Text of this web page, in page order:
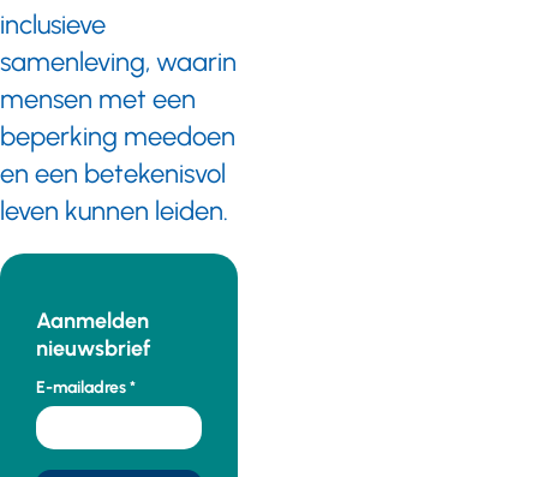
Het
Communicatieboekje.nl.
inclusieve
samenleving, waarin
mensen met een
beperking meedoen
en een betekenisvol
leven kunnen leiden.
Aanmelden
nieuwsbrief
E-mailadres